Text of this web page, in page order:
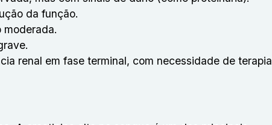
da função.
renal em fase terminal, com necessidade de terapia